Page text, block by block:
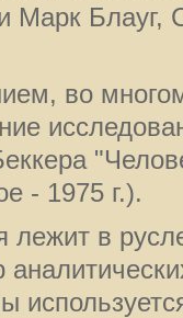
Марк
во
- 1975 г.).
в